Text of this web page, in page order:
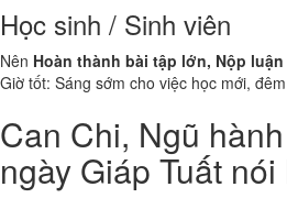
Học sinh / Sinh viên
Nên Hoàn thành bài tập lớn, Nộp luận
Giờ tốt: Sáng sớm cho việc học mới,
Can Chi, Ngũ
ngày Giáp Tuất